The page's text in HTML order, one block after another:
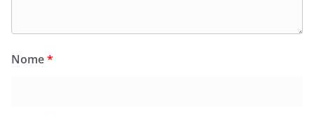
Nome*